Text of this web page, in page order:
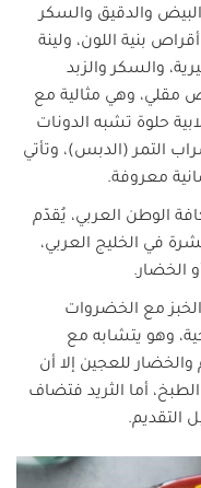
والدقيق والسكر
بنية اللون، ولينة
والسكر والزبد
مقلي، وهي مثالية مع
حلوة تشبه الدونات
التمر (الدبس)، وتأتي
معروفة.
الوطن العربي، يُقدّم
في الخليج العربي،
الخضار.
مع الخضروات
وهو يتشابه مع
للعجين إلا أن
أما الثريد فتضاف
التقديم.